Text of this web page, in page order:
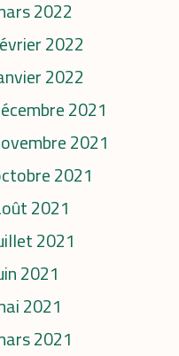
2022
2022
2022
2021
2021
2021
2021
2021
2021
2021
2021